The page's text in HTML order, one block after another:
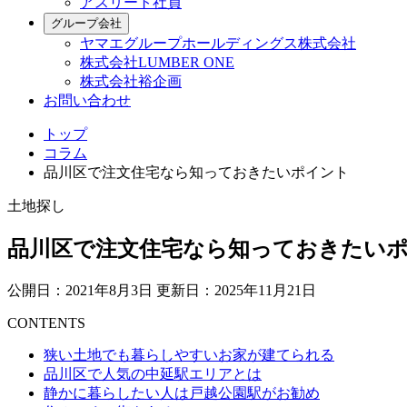
グループ会社
ヤマエグループホールディングス株式会社
株式会社LUMBER ONE
株式会社裕企画
お問い合わせ
トップ
コラム
品川区で注文住宅なら知っておきたいポイント
土地探し
品川区で注文住宅なら知っておきたい
公開日：2021年8月3日 更新日：2025年11月21日
CONTENTS
狭い土地でも暮らしやすいお家が建てられる
品川区で人気の中延駅エリアとは
静かに暮らしたい人は戸越公園駅がお勧め